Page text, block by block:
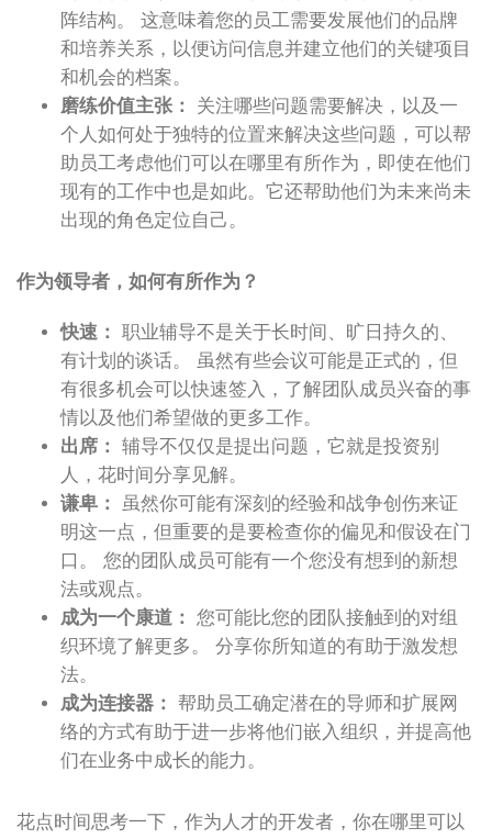
阵结构。 这意味着您的员工需要发展他们的品牌
和培养关系，以便访问信息并建立他们的关键项目
和机会的档案。
磨练价值主张： 关注哪些问题需要解决，以及一
个人如何处于独特的位置来解决这些问题，可以帮
助员工考虑他们可以在哪里有所作为，即使在他们
现有的工作中也是如此。它还帮助他们为未来尚未
出现的角色定位自己。
作为领导者，如何有所作为？
快速：
职业辅导不是关于长时间、旷日持久的、
有计划的谈话。 虽然有些会议可能是正式的，但
有很多机会可以快速签入，了解团队成员兴奋的事
情以及他们希望做的更多工作。
出席：
辅导不仅仅是提出问题，它就是投资别
人，花时间分享见解。
谦卑：
虽然你可能有深刻的经验和战争创伤来证
明这一点，但重要的是要检查你的偏见和假设在门
口。 您的团队成员可能有一个您没有想到的新想
法或观点。
成为一个康道：
您可能比您的团队接触到的对组
织环境了解更多。 分享你所知道的有助于激发想
法。
成为连接器： 帮助员工确定潜在的导师和扩展网
络的方式有助于进一步将他们嵌入组织，并提高他
们在业务中成长的能力。
花点时间思考一下，作为人才的开发者，你在哪里可以